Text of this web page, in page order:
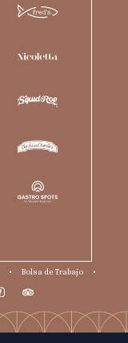
• Bolsa de Trabajo •